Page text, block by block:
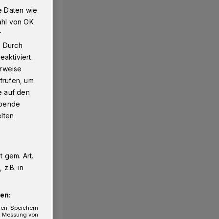
Daten wie
von OK
Durch
um
auf den
gem. Art.
z.B. in
Speichern
von